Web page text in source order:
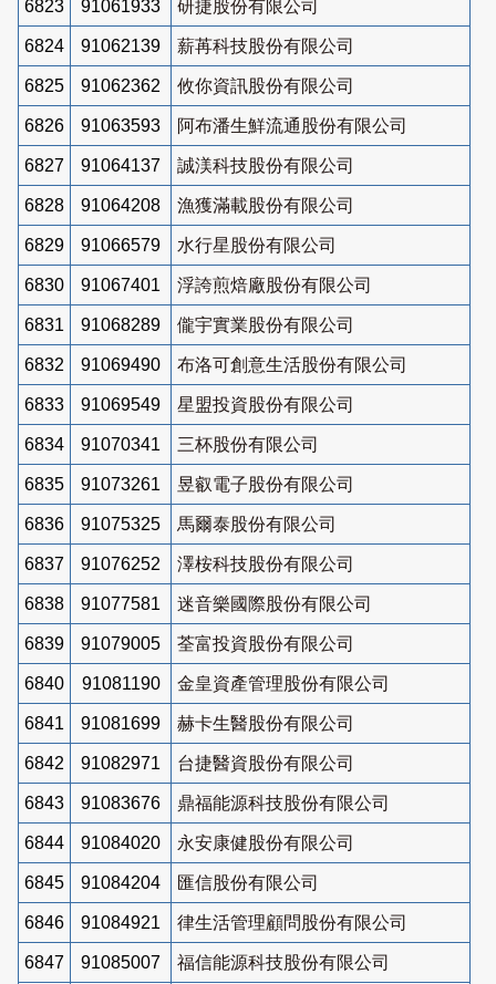
6823 91061933 研捷股份有限公司
6824 91062139 薪苒科技股份有限公司
6825 91062362 攸你資訊股份有限公司
6826 91063593 阿布潘生鮮流通股份有限公司
6827 91064137 誠渼科技股份有限公司
6828 91064208 漁獲滿載股份有限公司
6829 91066579 水行星股份有限公司
6830 91067401 浮誇煎焙廠股份有限公司
6831 91068289 儱宇實業股份有限公司
6832 91069490 布洛可創意生活股份有限公司
6833 91069549 星盟投資股份有限公司
6834 91070341 三杯股份有限公司
6835 91073261 昱叡電子股份有限公司
6836 91075325 馬爾泰股份有限公司
6837 91076252 澤桉科技股份有限公司
6838 91077581 迷音樂國際股份有限公司
6839 91079005 荃富投資股份有限公司
6840 91081190 金皇資產管理股份有限公司
6841 91081699 赫卡生醫股份有限公司
6842 91082971 台捷醫資股份有限公司
6843 91083676 鼎福能源科技股份有限公司
6844 91084020 永安康健股份有限公司
6845 91084204 匯信股份有限公司
6846 91084921 律生活管理顧問股份有限公司
6847 91085007 福信能源科技股份有限公司